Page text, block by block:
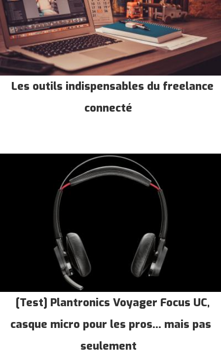
Les outils indispensables du freelance
connecté
[Test] Plantronics Voyager Focus UC,
casque micro pour les pros... mais pas
seulement